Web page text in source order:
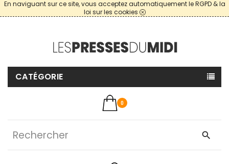
En naviguant sur ce site, vous acceptez automatiquement le RGPD & la
loi sur les cookies
CATÉGORIE
0
search